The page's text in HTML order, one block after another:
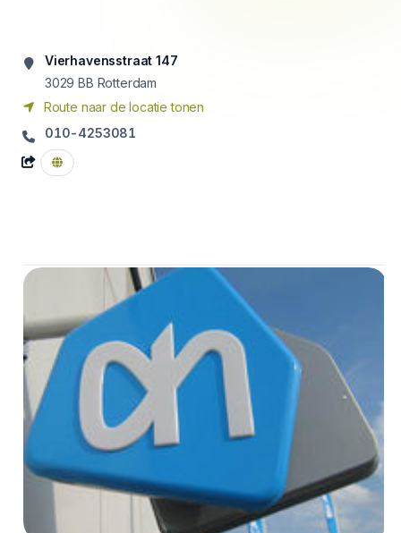
Vierhavensstraat 147
3029 BB Rotterdam
Route naar de locatie tonen
010-4253081